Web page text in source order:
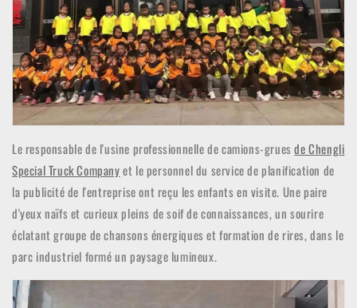
Le responsable de l'usine professionnelle de camions-gruesde Chengli
Special Truck Companyet le personnel du service de planification de
la publicité de l'entreprise ont reçu les enfants en visite. Une paire
d'yeux naïfs et curieux pleins de soif de connaissances, un sourire
éclatant groupe de chansons énergiques et formation de rires, dans le
parc industriel formé un paysage lumineux.